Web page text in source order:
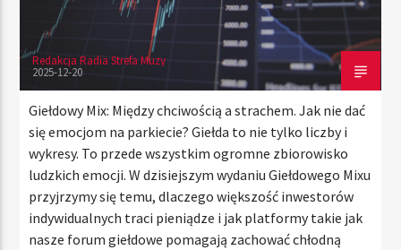
Redakcja Radia Strefa Muzy
2025-12-20
Giełdowy Mix: Między chciwością a strachem. Jak nie dać
się emocjom na parkiecie? Giełda to nie tylko liczby i
wykresy. To przede wszystkim ogromne zbiorowisko
ludzkich emocji. W dzisiejszym wydaniu Giełdowego Mixu
przyjrzymy się temu, dlaczego większość inwestorów
indywidualnych traci pieniądze i jak platformy takie jak
nasze forum giełdowe pomagają zachować chłodną